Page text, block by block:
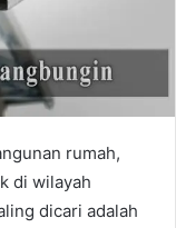
rumah,
di wilayah
dicari adalah